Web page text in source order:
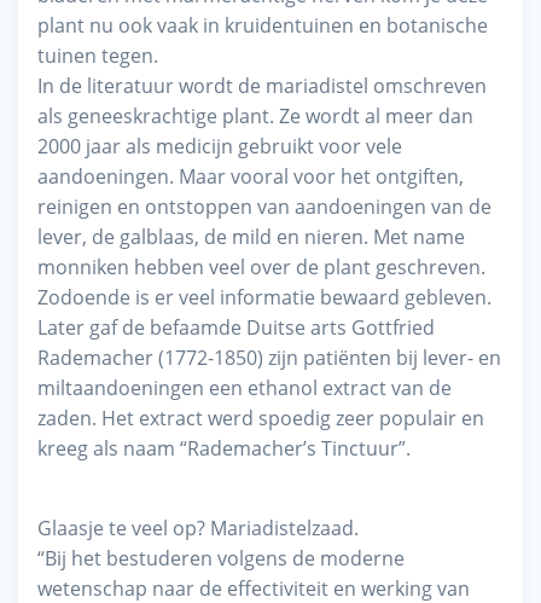
plant nu ook vaak in kruidentuinen en botanische
tuinen tegen.
In de literatuur wordt de mariadistel omschreven
als geneeskrachtige plant. Ze wordt al meer dan
2000 jaar als medicijn gebruikt voor vele
aandoeningen. Maar vooral voor het ontgiften,
reinigen en ontstoppen van aandoeningen van de
lever, de galblaas, de mild en nieren. Met name
monniken hebben veel over de plant geschreven.
Zodoende is er veel informatie bewaard gebleven.
Later gaf de befaamde Duitse arts Gottfried
Rademacher (1772-1850) zijn patiënten bij lever- en
miltaandoeningen een ethanol extract van de
zaden. Het extract werd spoedig zeer populair en
kreeg als naam “Rademacher’s Tinctuur”.
Glaasje te veel op? Mariadistelzaad.
“Bij het bestuderen volgens de moderne
wetenschap naar de effectiviteit en werking van